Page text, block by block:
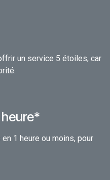
un service 5 étoiles, car
1 heure ou moins, pour